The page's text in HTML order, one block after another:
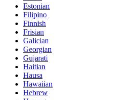
Estonian
Filipino
Finnish
Frisian
Galician
Georgian
Gujarati
Haitian
Hausa
Hawaiian
Hebrew